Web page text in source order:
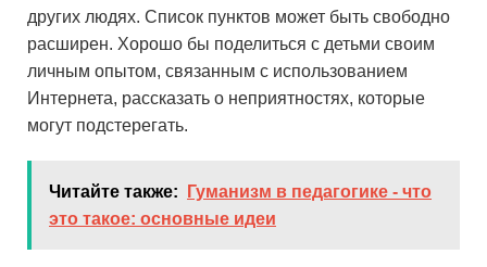
других людях. Список пунктов может быть свободно
расширен. Хорошо бы поделиться с детьми своим
личным опытом, связанным с использованием
Интернета, рассказать о неприятностях, которые
могут подстерегать.
Читайте также:
Гуманизм в педагогике - что
это такое: основные идеи